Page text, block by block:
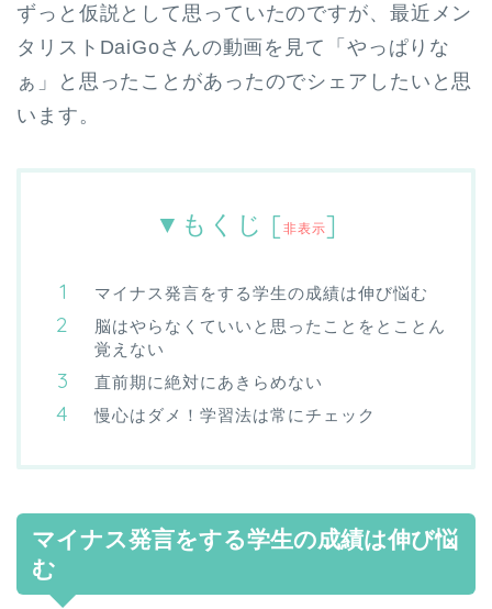
ずっと仮説として思っていたのですが、最近メン
タリストDaiGoさんの動画を見て「やっぱりな
ぁ」と思ったことがあったのでシェアしたいと思
います。
▼もくじ [ 非表示]
マイナス発言をする学生の成績は伸び悩む
脳はやらなくていいと思ったことをとことん
覚えない
直前期に絶対にあきらめない
慢心はダメ！学習法は常にチェック
マイナス発言をする学生の成績は伸び悩
む